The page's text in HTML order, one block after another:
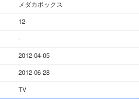
メダカボックス
12
-
2012-04-05
2012-06-28
TV